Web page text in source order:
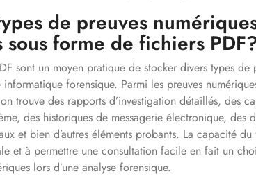
de preuves
sous forme de fichiers
sont un moyen pratique de stocker divers types
forensique. Parmi les preuves
trouve des rapports d’investigation détaillés, des
des historiques de messagerie électronique,
et bien d’autres éléments probants. La capacité
et à permettre une consultation facile en fait un
lors d’une analyse forensique.